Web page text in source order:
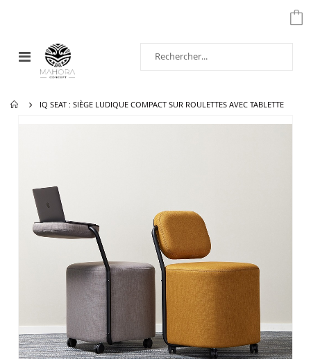
Affichage
navigation
IQ SEAT : SIÈGE LUDIQUE COMPACT SUR ROULETTES AVEC TABLETTE
galerie
d’images